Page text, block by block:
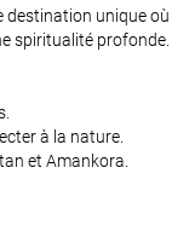
destination unique
spiritualité profonde.
à la nature.
et Amankora.